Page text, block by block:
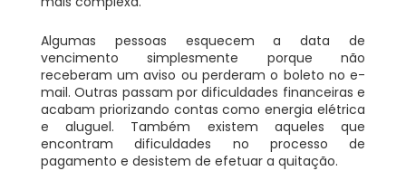
Algumas pessoas esquecem a data de
vencimento simplesmente porque não
receberam um aviso ou perderam o boleto no e-
mail. Outras passam por dificuldades financeiras e
acabam priorizando contas como energia elétrica
e aluguel. Também existem aqueles que
encontram dificuldades no processo de
pagamento e desistem de efetuar a quitação.